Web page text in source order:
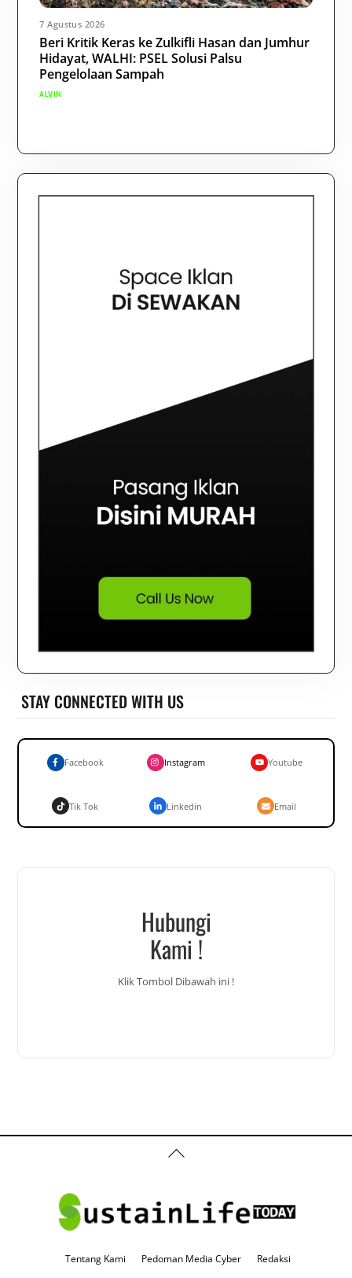
7 Agustus 2026
Beri Kritik Keras ke Zulkifli Hasan dan Jumhur
Hidayat, WALHI: PSEL Solusi Palsu
Pengelolaan Sampah
ALVIN
STAY CONNECTED WITH US
Facebook Instagram Youtube
Tik Tok Linkedin Email
Hubungi
Kami !
Klik Tombol Dibawah ini !
Back
To
Tentang Kami Pedoman Media Cyber
Redaksi